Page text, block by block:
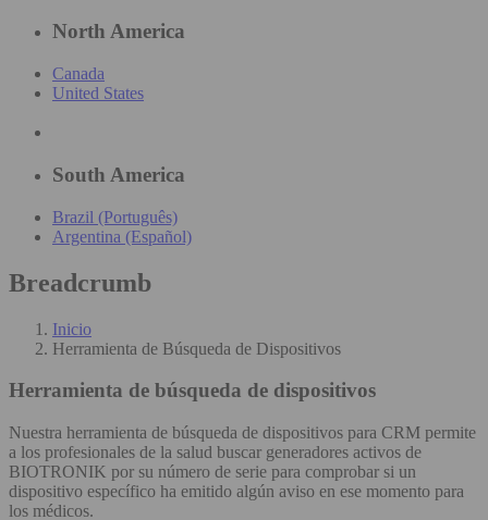
North America
Canada
United States
South America
Brazil (Português)
Argentina (Español)
Breadcrumb
Inicio
Herramienta de Búsqueda de Dispositivos
Herramienta de búsqueda de dispositivos
Nuestra herramienta de búsqueda de dispositivos para CRM permite
a los profesionales de la salud buscar generadores activos de
BIOTRONIK por su número de serie para comprobar si un
dispositivo específico ha emitido algún aviso en ese momento para
los médicos.